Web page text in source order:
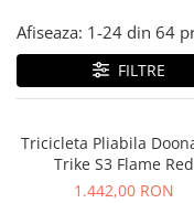
Afiseaza: 1-24 din 64
FILTRE
Tricicleta Pliabila
Trike S3 Flame Red
1.442,00 RON